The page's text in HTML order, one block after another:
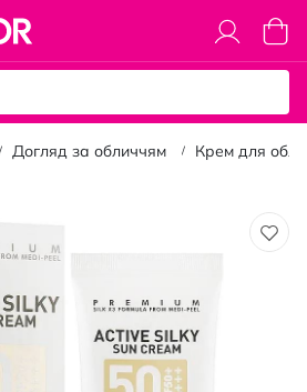
Кошик
Догляд за обличчям Крем для